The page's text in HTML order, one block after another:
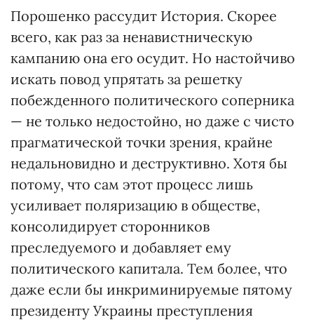
Порошенко рассудит История. Скорее
всего, как раз за ненавистническую
кампанию она его осудит. Но настойчиво
искать повод упрятать за решетку
побежденного политического соперника
— не только недостойно, но даже с чисто
прагматической точки зрения, крайне
недальновидно и деструктивно. Хотя бы
потому, что сам этот процесс лишь
усиливает поляризацию в обществе,
консолидирует сторонников
преследуемого и добавляет ему
политического капитала. Тем более, что
даже если бы инкриминируемые пятому
президенту Украины преступления